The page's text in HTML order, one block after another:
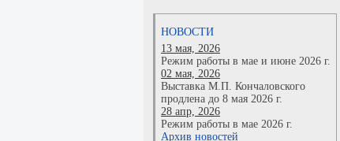
НОВОСТИ
13 мая, 2026
Режим работы в мае и июне 2026 г.
02 мая, 2026
Выставка М.П. Кончаловского
продлена до 8 мая 2026 г.
28 апр, 2026
Режим работы в мае 2026 г.
Архив новостей